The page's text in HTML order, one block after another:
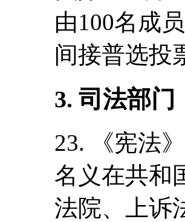
由100名成
间接普选投
3. 司法部门
23. 《宪法
名义在共和
法院、上诉